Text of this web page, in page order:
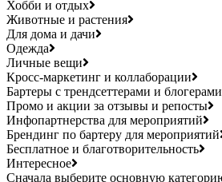
Хобби и отдых
Животные и растения
Для дома и дачи
Одежда
Личные вещи
Кросс-маркетинг и коллаборации
Бартеры с трендсеттерами и блогерами
Промо и акции за отзывы и репосты
Инфопартнерства для мероприятий
Брендинг по бартеру для мероприятий
Бесплатное и благотворительность
Интересное